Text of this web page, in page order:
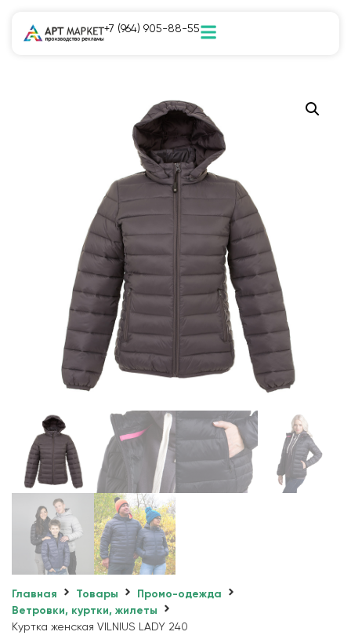
+7 (964) 905-88-55
Главная Товары
Промо-одежда
Ветровки, куртки, жилеты
Куртка женская VILNIUS LADY 240